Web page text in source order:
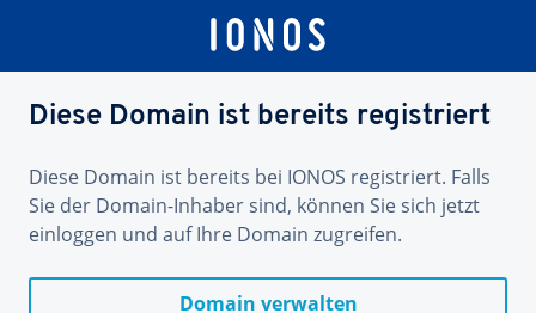
Diese Domain ist bereits registriert
Diese Domain ist bereits bei IONOS registriert. Falls
Sie der Domain-Inhaber sind, können Sie sich jetzt
einloggen und auf Ihre Domain zugreifen.
Domain verwalten